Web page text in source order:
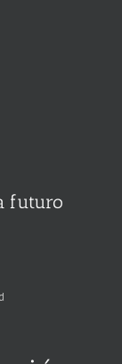
futuro